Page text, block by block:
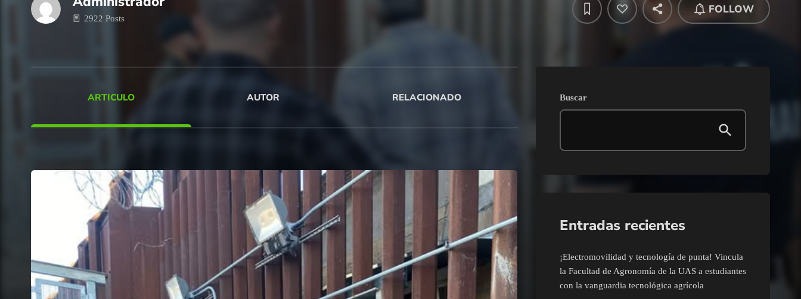
2922 Posts
FOLLOW
ARTICULO AUTOR RELACIONADO Buscar
Entradas recientes
¡Electromovilidad y tecnología de punta! Vincula
la Facultad de Agronomía de la UAS a estudiantes
con la vanguardia tecnológica agrícola